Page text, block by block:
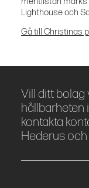
Lighthouse och
Gå till Christinas
Vill ditt
hållbarheten
kontakta
Hederus och